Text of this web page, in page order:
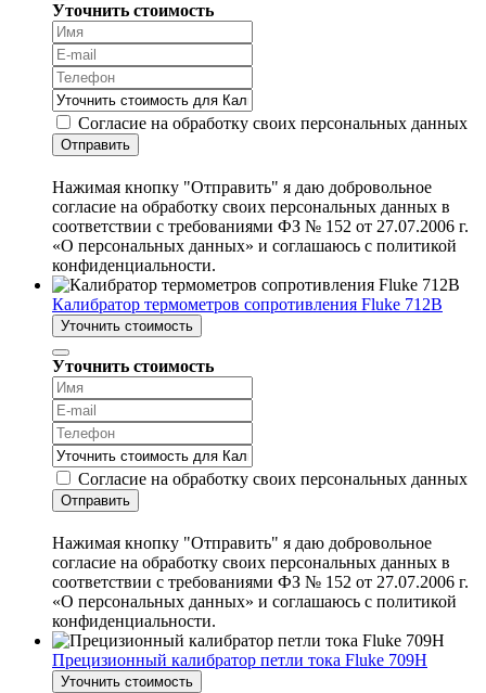
Уточнить стоимость
Согласие на обработку своих персональных данных
Отправить
Нажимая кнопку "Отправить" я даю добровольное
согласие на обработку своих персональных данных в
соответствии с требованиями ФЗ № 152 от 27.07.2006 г.
«О персональных данных» и соглашаюсь с политикой
конфиденциальности.
Калибратор термометров сопротивления Fluke 712B
Уточнить стоимость
Уточнить стоимость
Согласие на обработку своих персональных данных
Отправить
Нажимая кнопку "Отправить" я даю добровольное
согласие на обработку своих персональных данных в
соответствии с требованиями ФЗ № 152 от 27.07.2006 г.
«О персональных данных» и соглашаюсь с политикой
конфиденциальности.
Прецизионный калибратор петли тока Fluke 709H
Уточнить стоимость